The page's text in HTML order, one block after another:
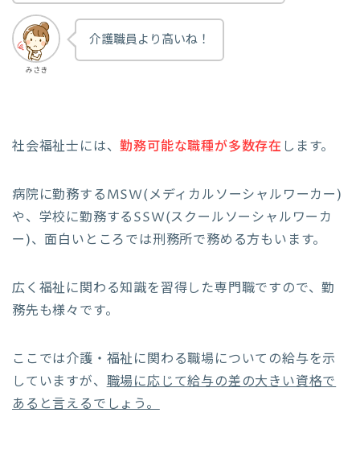
みさき
介護職員より高いね！
社会福祉士には、勤務可能な職種が多数存在 します。
病院に勤務するMSW(メディカルソーシャルワーカー)
や、学校に勤務するSSW(スクールソーシャルワーカ
ー)、面白いところでは刑務所で務める方もいます。
広く福祉に関わる知識を習得した専門職ですので、勤
務先も様々です。
ここでは介護・福祉に関わる職場についての給与を示
していますが、 職場に応じて給与の差の大きい資格で
あると言えるでしょう。